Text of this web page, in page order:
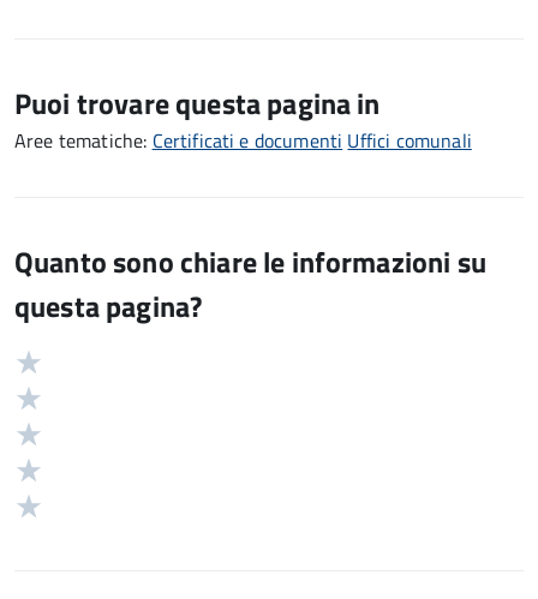
Puoi trovare questa pagina in
Aree tematiche: Certificati e documenti Uffici comunali
Quanto sono chiare le informazioni su
questa pagina?
Valutazione